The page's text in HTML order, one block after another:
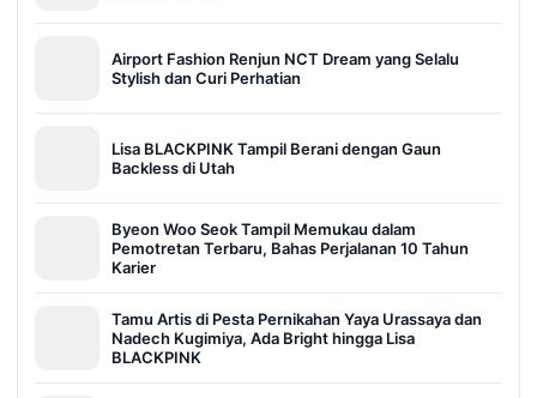
Airport Fashion Renjun NCT Dream yang Selalu
Stylish dan Curi Perhatian
Lisa BLACKPINK Tampil Berani dengan Gaun
Backless di Utah
Byeon Woo Seok Tampil Memukau dalam
Pemotretan Terbaru, Bahas Perjalanan 10 Tahun
Karier
Tamu Artis di Pesta Pernikahan Yaya Urassaya dan
Nadech Kugimiya, Ada Bright hingga Lisa
BLACKPINK